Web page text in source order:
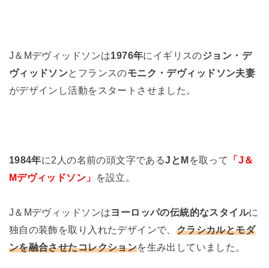
J＆Mデヴィッドソンは1976年にイギリスのジョン・デ
ヴィッドソンとフランスのモニク・デヴィッドソン夫妻
がデザインし活動をスタートさせました。
1984年に2人の名前の頭文字であるJとMを取って
「J＆
Mデヴィッドソン」
を設立。
J＆Mデヴィッドソンはヨーロッパの伝統的なスタイルに
独自の装飾を取り入れたデザインで、 クラシカルとモダ
ンを融合させたコレクションを生み出していました。